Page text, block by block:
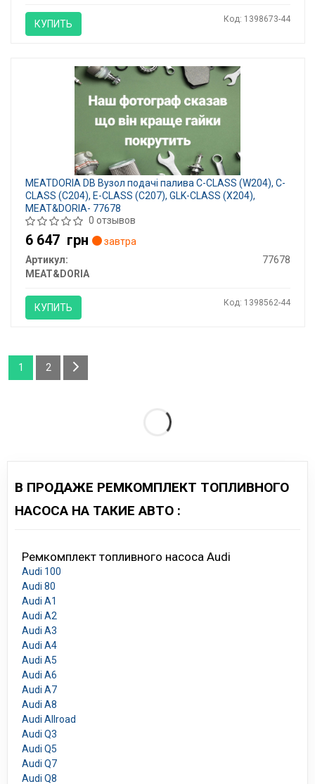
КУПИТЬ Код: 1398673-44
MEATDORIA DB Вузол подачі палива C-CLASS (W204), C-
CLASS (C204), E-CLASS (C207), GLK-CLASS (X204),
MEAT&DORIA- 77678
0 отзывов
6 647 грн
завтра
Артикул:
77678
MEAT&DORIA
КУПИТЬ Код: 1398562-44
1 2
В ПРОДАЖЕ РЕМКОМПЛЕКТ ТОПЛИВНОГО
НАСОСА НА ТАКИЕ АВТО :
Ремкомплект топливного насоса Audi
Audi 100
Audi 80
Audi A1
Audi A2
Audi A3
Audi A4
Audi A5
Audi A6
Audi A7
Audi A8
Audi Allroad
Audi Q3
Audi Q5
Audi Q7
Audi Q8